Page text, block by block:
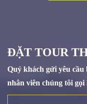
ĐẶT TOUR
Quý khách gửi yêu
nhân viên chúng tôi